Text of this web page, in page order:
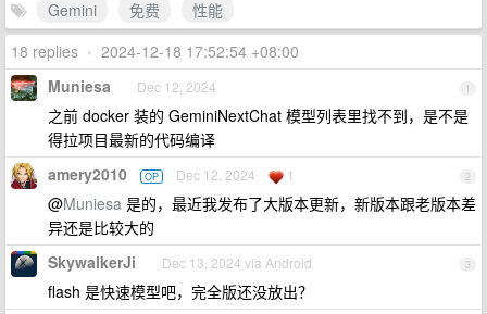
Gemini
免费
性能
18 replies • 2024-12-18 17:52:54 +08:00
1
Muniesa Dec 12, 2024
之前 docker 装的 GeminiNextChat 模型列表里找不到，是不是
得拉项目最新的代码编译
2
amery2010 OP Dec 12, 2024 1
@Muniesa 是的，最近我发布了大版本更新，新版本跟老版本差
异还是比较大的
3
SkywalkerJi Dec 13, 2024 via Android
flash 是快速模型吧，完全版还没放出？